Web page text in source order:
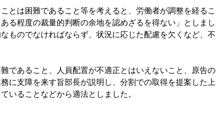
は困難であること等を考えると、労働者が調整を経るこ
る程度の裁量的判断の余地を認めざるを得ない」としまし
ものでなければならず、状況に応じた配慮を欠くなど、不
であること、人員配置が不適正とはいえないこと、原告の
に支障を来す旨部長が説明し、分割での取得を提案した上
いることなどから適法としました。